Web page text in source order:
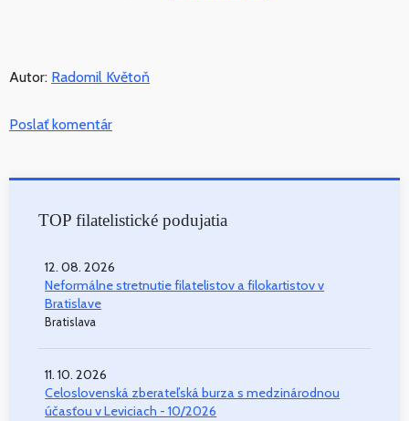
Autor: Radomil Květoň
Poslať komentár
TOP filatelistické podujatia
12. 08. 2026
Neformálne stretnutie filatelistov a filokartistov v
Bratislave
Bratislava
11. 10. 2026
Celoslovenská zberateľská burza s medzinárodnou
účasťou v Leviciach - 10/2026